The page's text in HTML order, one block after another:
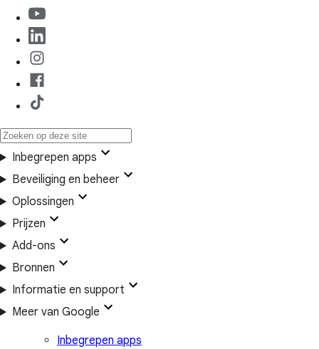
Inbegrepen apps
Beveiliging en beheer
Oplossingen
Prijzen
Add-ons
Bronnen
Informatie en support
Meer van Google
Inbegrepen apps